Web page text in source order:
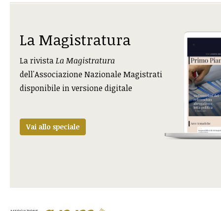
La Magistratura
La rivistaLa Magistratura
dell'Associazione Nazionale Magistrati
disponibile in versione digitale
Vai allo speciale